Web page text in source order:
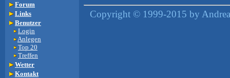
Forum
Links
Benutzer
Login
Anlegen
Top 20
Treffen
Wetter
Kontakt
Copyright © 1999-2015 by